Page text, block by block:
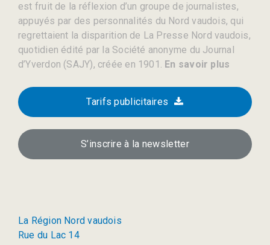
est fruit de la réflexion d’un groupe de journalistes,
appuyés par des personnalités du Nord vaudois, qui
regrettaient la disparition de La Presse Nord vaudois,
quotidien édité par la Société anonyme du Journal
d’Yverdon (SAJY), créée en 1901. En savoir plus
Tarifs publicitaires
S’inscrire à la newsletter
La Région Nord vaudois
Rue du Lac 14